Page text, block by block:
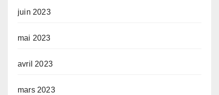
juin 2023
mai 2023
avril 2023
mars 2023